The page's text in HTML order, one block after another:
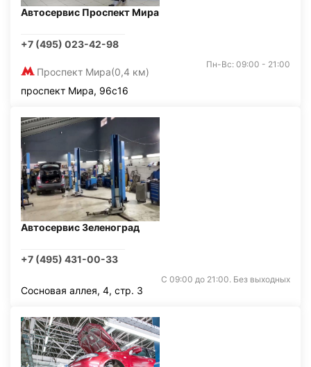
Автосервис Проспект Мира
+7 (495) 023-42-98
Проспект Мира(0,4 км)
Пн-Вс: 09:00 - 21:00
проспект Мира, 96с16
Автосервис Зеленоград
+7 (495) 431-00-33
С 09:00 до 21:00. Без выходных
Сосновая аллея, 4, стр. 3